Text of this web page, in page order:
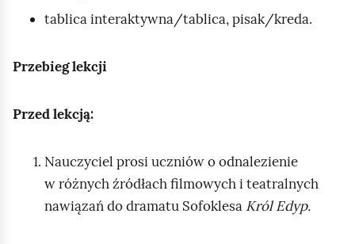
tablica interaktywna/tablica, pisak/kreda.
Przebieg lekcji
Przed lekcją:
Nauczyciel prosi uczniów o odnalezienie
w różnych źródłach filmowych i teatralnych
nawiązań do dramatu Sofoklesa Król Edyp.